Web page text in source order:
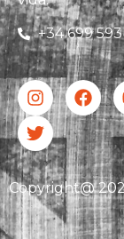
+34 699
Copyright@